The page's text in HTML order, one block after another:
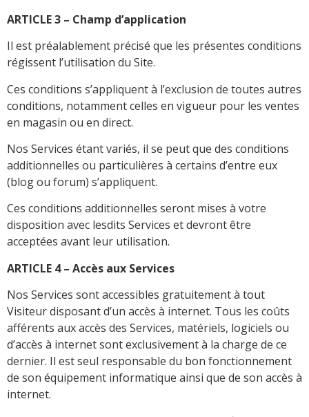
ARTICLE 3 – Champ d’application
Il est préalablement précisé que les présentes conditions
régissent l’utilisation du Site.
Ces conditions s’appliquent à l’exclusion de toutes autres
conditions, notamment celles en vigueur pour les ventes
en magasin ou en direct.
Nos Services étant variés, il se peut que des conditions
additionnelles ou particulières à certains d’entre eux
(blog ou forum) s’appliquent.
Ces conditions additionnelles seront mises à votre
disposition avec lesdits Services et devront être
acceptées avant leur utilisation.
ARTICLE 4 – Accès aux Services
Nos Services sont accessibles gratuitement à tout
Visiteur disposant d’un accès à internet. Tous les coûts
afférents aux accès des Services, matériels, logiciels ou
d’accès à internet sont exclusivement à la charge de ce
dernier. Il est seul responsable du bon fonctionnement
de son équipement informatique ainsi que de son accès à
internet.